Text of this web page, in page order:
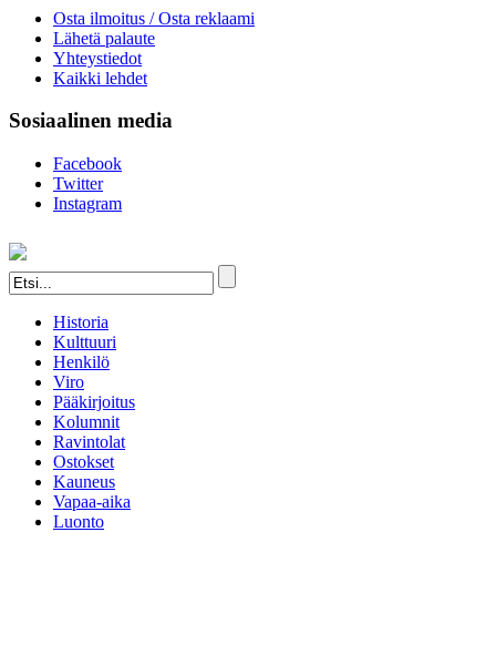
Osta ilmoitus / Osta reklaami
Lähetä palaute
Yhteystiedot
Kaikki lehdet
Sosiaalinen media
Facebook
Twitter
Instagram
Historia
Kulttuuri
Henkilö
Viro
Pääkirjoitus
Kolumnit
Ravintolat
Ostokset
Kauneus
Vapaa-aika
Luonto